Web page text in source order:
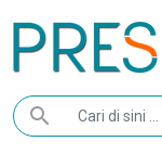
search